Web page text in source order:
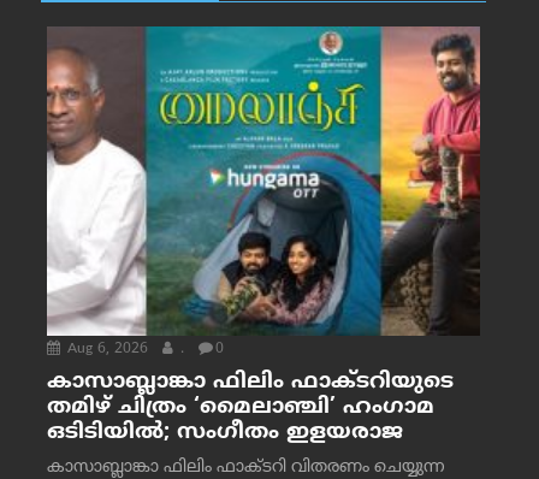
Aug 6, 2026 . 0
കാസാബ്ലാങ്കാ ഫിലിം ഫാക്ടറിയുടെ
തമിഴ് ചിത്രം ‘മൈലാഞ്ചി’ ഹംഗാമ
ഒടിടിയിൽ; സംഗീതം ഇളയരാജ
കാസാബ്ലാങ്കാ ഫിലിം ഫാക്ടറി വിതരണം ചെയ്യുന്ന